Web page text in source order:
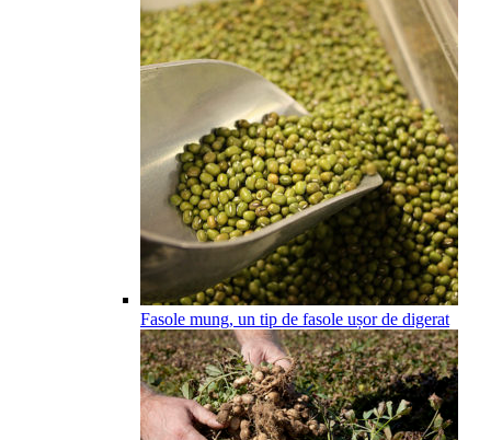
Fasole mung, un tip de fasole ușor de digerat